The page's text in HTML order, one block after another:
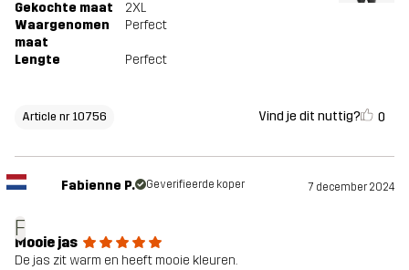
Gekochte maat
2XL
Waargenomen
maat
Perfect
Lengte Perfect
Article nr 10756 Vind je dit nuttig? 0
F
Fabienne P. Geverifieerde koper 7 december 2024
Mooie jas
De jas zit warm en heeft mooie kleuren.